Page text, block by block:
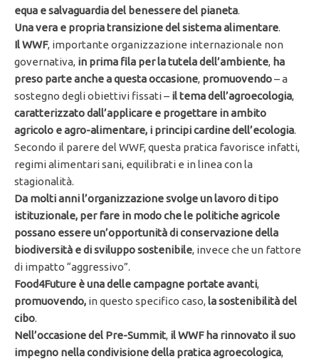
equa e salvaguardia del benessere del pianeta.
Una vera e propria transizione del sistema alimentare.
Il WWF, importante organizzazione internazionale non
governativa, in prima fila per la tutela dell’ambiente, ha
preso parte anche a questa occasione, promuovendo– a
sostegno degli obiettivi fissati – il tema dell’agroecologia,
caratterizzato dall’applicare e progettare in ambito
agricolo e agro-alimentare, i principi cardine dell’ecologia.
Secondo il parere del WWF, questa pratica favorisce infatti,
regimi alimentari sani, equilibrati e in linea con la
stagionalità.
Da molti anni l’organizzazione svolge un lavoro di tipo
istituzionale, per fare in modo che le politiche agricole
possano essere un’opportunità di conservazione della
biodiversità e di sviluppo sostenibile, invece che un fattore
di impatto “aggressivo”.
Food4Future è una delle campagne portate avanti,
promuovendo, in questo specifico caso,la sostenibilità del
cibo.
Nell’occasione del Pre-Summit, il WWF ha rinnovato il suo
impegno nella condivisione della pratica agroecologica,